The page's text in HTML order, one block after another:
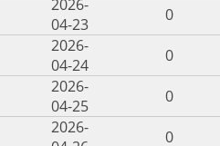
2026-
04-23
0
2026-
04-24
0
2026-
04-25
0
2026-
0